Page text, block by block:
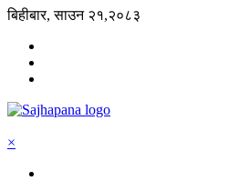
बिहीबार, साउन २१,२०८३
×